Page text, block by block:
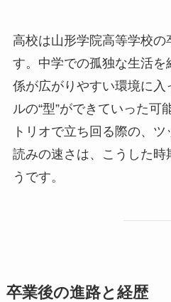
高校は山形学院高等学校の
す。中学での孤独な生活を
係が広がりやすい環境に入
ルの“型”ができていった可
トリオで立ち回る際の、
読みの速さは、こうした時
うです。
卒業後の進路と経歴